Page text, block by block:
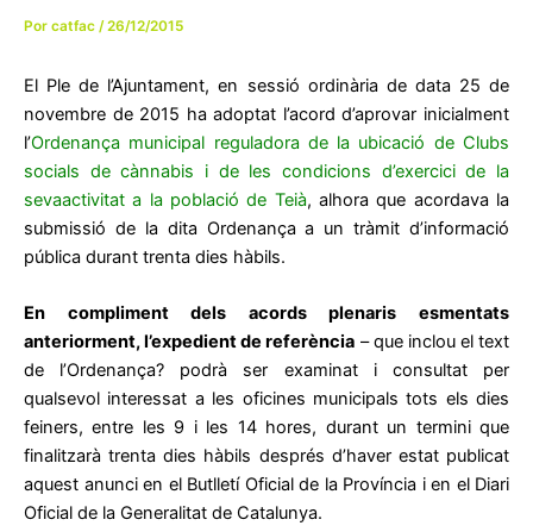
Por catfac /26/12/2015
El Ple de l’Ajuntament, en sessió ordinària de data 25 de
novembre de 2015 ha adoptat l’acord d’aprovar inicialment
l’Ordenança municipal reguladora de la ubicació de Clubs
socials de cànnabis i de les condicions d’exercici de la
sevaactivitat a la població de Teià, alhora que acordava la
submissió de la dita Ordenança a un tràmit d’informació
pública durant trenta dies hàbils.
En compliment dels acords plenaris esmentats
anteriorment, l’expedient de referència – que inclou el text
de l’Ordenança? podrà ser examinat i consultat per
qualsevol interessat a les oficines municipals tots els dies
feiners, entre les 9 i les 14 hores, durant un termini que
finalitzarà trenta dies hàbils després d’haver estat publicat
aquest anunci en el Butlletí Oficial de la Província i en el Diari
Oficial de la Generalitat de Catalunya.